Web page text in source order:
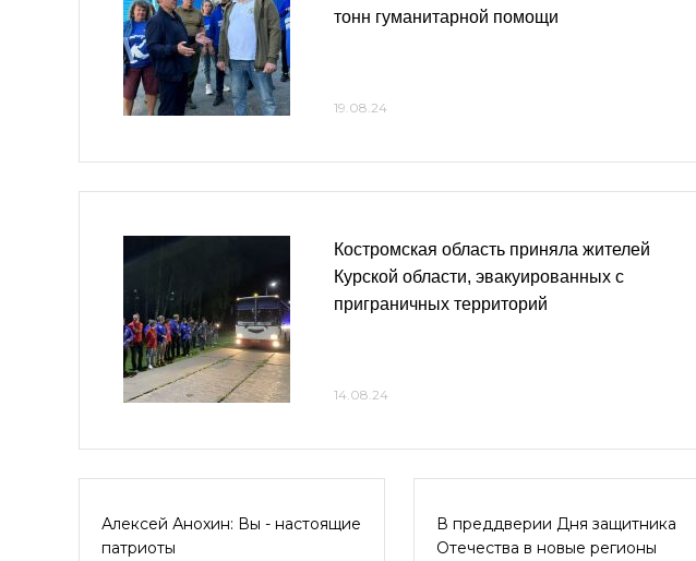
тонн гуманитарной помощи
19.08.24
Костромская область приняла жителей
Курской области, эвакуированных с
приграничных территорий
14.08.24
Алексей Анохин: Вы - настоящие
патриоты
В преддверии Дня защитника
Отечества в новые регионы